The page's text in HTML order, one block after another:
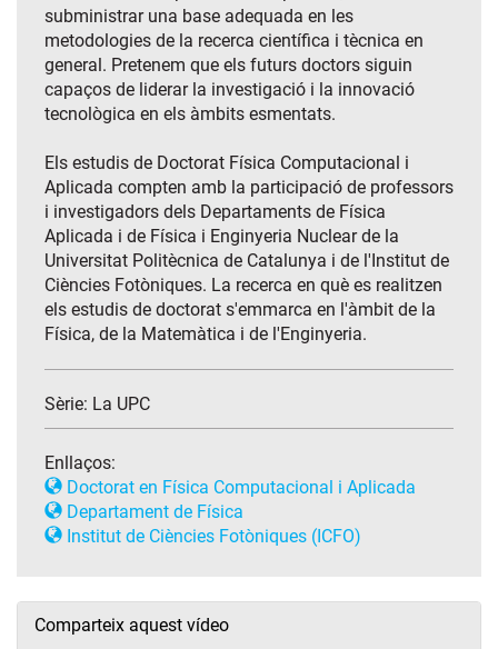
subministrar una base adequada en les
metodologies de la recerca científica i tècnica en
general. Pretenem que els futurs doctors siguin
capaços de liderar la investigació i la innovació
tecnològica en els àmbits esmentats.
Els estudis de Doctorat Física Computacional i
Aplicada compten amb la participació de professors
i investigadors dels Departaments de Física
Aplicada i de Física i Enginyeria Nuclear de la
Universitat Politècnica de Catalunya i de l'Institut de
Ciències Fotòniques. La recerca en què es realitzen
els estudis de doctorat s'emmarca en l'àmbit de la
Física, de la Matemàtica i de l'Enginyeria.
Sèrie: La UPC
Enllaços:
Doctorat en Física Computacional i Aplicada
Departament de Física
Institut de Ciències Fotòniques (ICFO)
Comparteix aquest vídeo